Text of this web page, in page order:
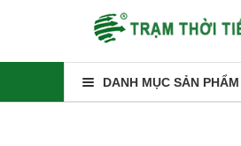
DANH MỤC SẢN PHẨM